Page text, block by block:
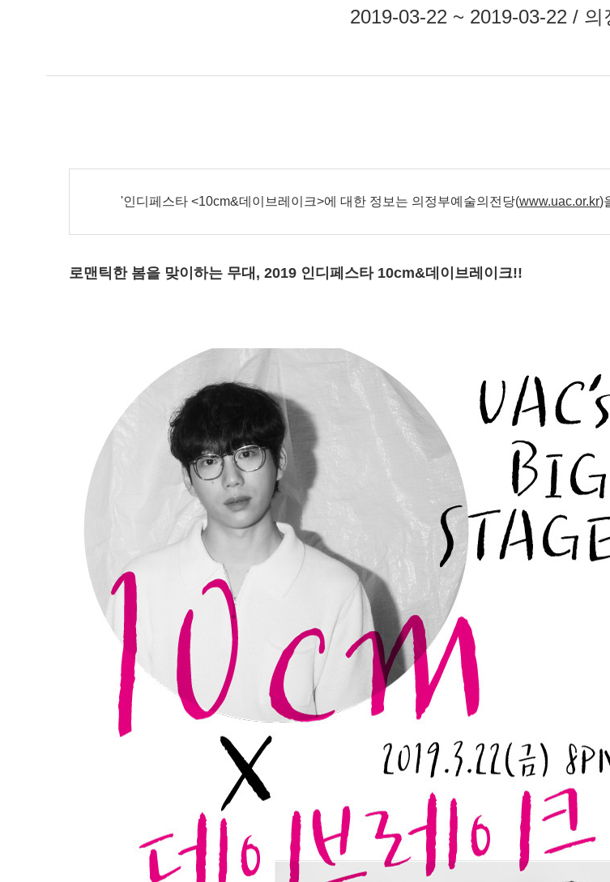
2019-03-22 ~ 2019-03-22 /
'인디페스타 <10cm&데이브레이크>에 대한 정보는 의정부예술의전당(www.uac.or.kr)
로맨틱한 봄을 맞이하는 무대, 2019 인디페스타 10cm&데이브레이크!!